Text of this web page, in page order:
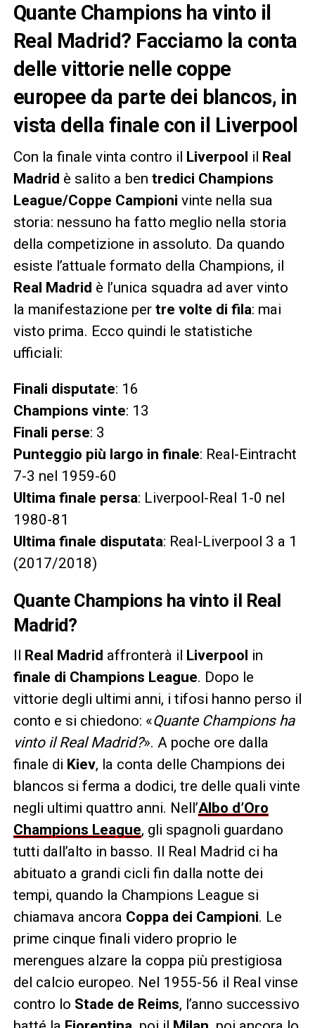
Quante Champions ha vinto il
Real Madrid? Facciamo la conta
delle vittorie nelle coppe
europee da parte dei blancos, in
vista della finale con il Liverpool
Con la finale vinta contro il Liverpool il
Real
Madrid è salito a ben tredici Champions
League/Coppe Campioni vinte nella sua
storia: nessuno ha fatto meglio nella storia
della competizione in assoluto. Da quando
esiste l’attuale formato della Champions, il
Real Madrid è l’unica squadra ad aver vinto
la manifestazione per tre volte di fila: mai
visto prima. Ecco quindi le statistiche
ufficiali:
Finali disputate: 16
Champions vinte: 13
Finali perse: 3
Punteggio più largo in finale: Real-Eintracht
7-3 nel 1959-60
Ultima finale persa: Liverpool-Real 1-0 nel
1980-81
Ultima finale disputata: Real-Liverpool 3 a 1
(2017/2018)
Quante Champions ha vinto il Real
Madrid?
Real Madrid affronterà il Liverpool in
finale di Champions League. Dopo le
vittorie degli ultimi anni, i tifosi hanno perso il
conto e si chiedono: «Quante Champions ha
vinto il Real Madrid?». A poche ore dalla
finale di Kiev, la conta delle Champions dei
blancos si ferma a dodici, tre delle quali vinte
negli ultimi quattro anni. Nell’Albo d’Oro
Champions League, gli spagnoli guardano
tutti dall’alto in basso. Il Real Madrid ci ha
abituato a grandi cicli fin dalla notte dei
tempi, quando la Champions League si
chiamava ancora Coppa dei Campioni. Le
prime cinque finali videro proprio le
merengues alzare la coppa più prestigiosa
del calcio europeo. Nel 1955-56 il Real vinse
contro lo Stade de Reims, l’anno successivo